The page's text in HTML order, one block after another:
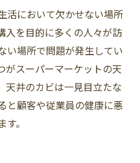
活において欠かせない場所
入を目的に多くの人々が訪
い場所で問題が発生してい
がスーパーマーケットの天
天井のカビは一見目立たな
と顧客や従業員の健康に悪
。